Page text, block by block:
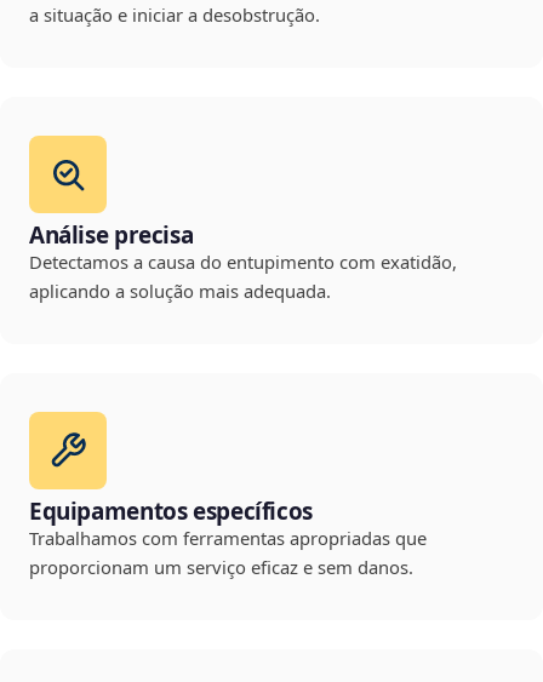
a situação e iniciar a desobstrução.
Análise precisa
Detectamos a causa do entupimento com exatidão,
aplicando a solução mais adequada.
Equipamentos específicos
Trabalhamos com ferramentas apropriadas que
proporcionam um serviço eficaz e sem danos.